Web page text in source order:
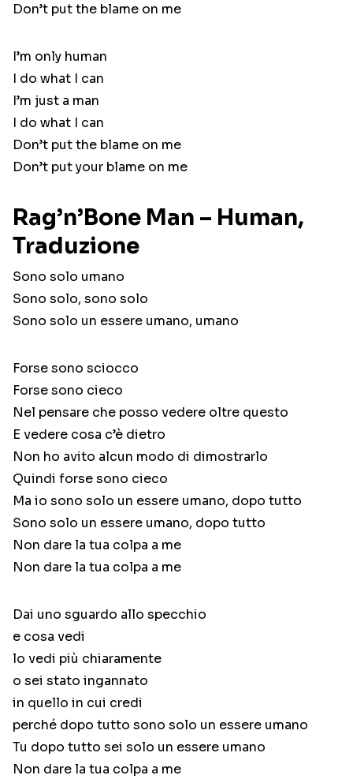
Don’t put the blame on me
I’m only human
I do what I can
I’m just a man
I do what I can
Don’t put the blame on me
Don’t put your blame on me
Rag’n’Bone Man – Human,
Traduzione
Sono solo umano
Sono solo, sono solo
Sono solo un essere umano, umano
Forse sono sciocco
Forse sono cieco
Nel pensare che posso vedere oltre questo
E vedere cosa c’è dietro
Non ho avito alcun modo di dimostrarlo
Quindi forse sono cieco
Ma io sono solo un essere umano, dopo tutto
Sono solo un essere umano, dopo tutto
Non dare la tua colpa a me
Non dare la tua colpa a me
Dai uno sguardo allo specchio
e cosa vedi
lo vedi più chiaramente
o sei stato ingannato
in quello in cui credi
perché dopo tutto sono solo un essere umano
Tu dopo tutto sei solo un essere umano
Non dare la tua colpa a me